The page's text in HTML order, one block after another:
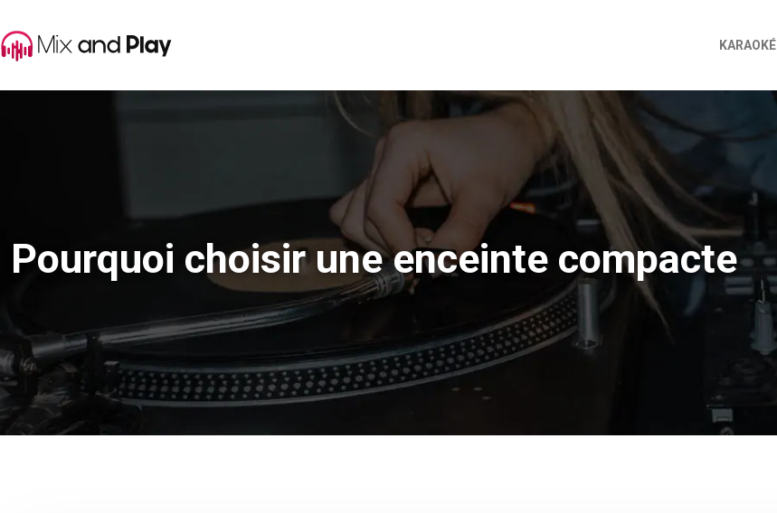
KARAOKÉ
Pourquoi choisir une enceinte compacte